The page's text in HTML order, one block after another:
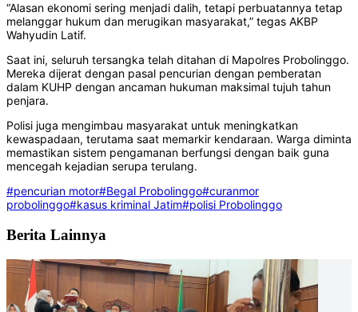
“Alasan ekonomi sering menjadi dalih, tetapi perbuatannya tetap
melanggar hukum dan merugikan masyarakat,” tegas AKBP
Wahyudin Latif.
Saat ini, seluruh tersangka telah ditahan di Mapolres Probolinggo.
Mereka dijerat dengan pasal pencurian dengan pemberatan
dalam KUHP dengan ancaman hukuman maksimal tujuh tahun
penjara.
Polisi juga mengimbau masyarakat untuk meningkatkan
kewaspadaan, terutama saat memarkir kendaraan. Warga diminta
memastikan sistem pengamanan berfungsi dengan baik guna
mencegah kejadian serupa terulang.
#pencurian motor#Begal Probolinggo#curanmor
probolinggo#kasus kriminal Jatim#polisi Probolinggo
Berita Lainnya